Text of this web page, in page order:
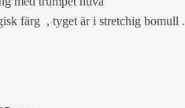
färg , tyget är i stretchig bomull .